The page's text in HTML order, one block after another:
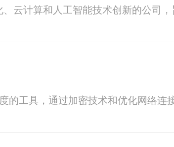
云计算和人工智能技术创新的公司
的工具，通过加密技术和优化网络